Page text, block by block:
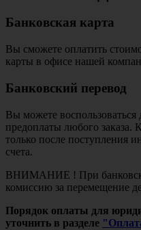
Банковская карта
Вы сможете оплатить
карты в офисе нашей
Банковский перевод
Вы можете
предоплаты любого заказа.
только после поступления
счета.
ВНИМАНИЕ ! При
комиссию за перемещение
Порядок оплаты для
уточнить в разделе